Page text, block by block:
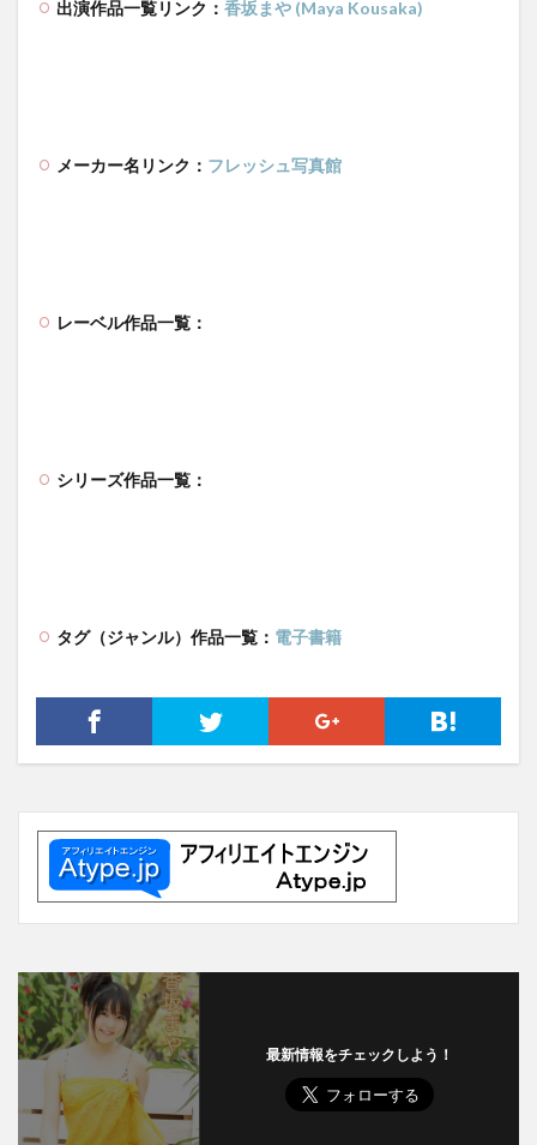
出演作品一覧リンク： 香坂まや (Maya Kousaka)
メーカー名リンク： フレッシュ写真館
レーベル作品一覧：
シリーズ作品一覧：
タグ（ジャンル）作品一覧： 電子書籍
最新情報をチェックしよう！